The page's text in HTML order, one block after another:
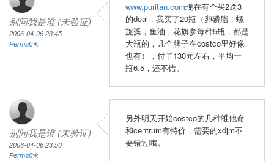
别问我是谁 (未验证)
2006-04-06 23:45
Permalink
www.puritan.com现在有个买2送3
的deal，我买了20瓶（卵磷脂，螺
旋藻，鱼油，花旗参每种5瓶，都是
大瓶的，几个牌子在costco里好像
也有），付了130元左右，平均一
瓶6.5，还不错。
别问我是谁 (未验证)
2006-04-06 23:50
Permalink
另外明天开始costco的几种维他命
和centrum有特价，需要的xdjm不
要错过哦。